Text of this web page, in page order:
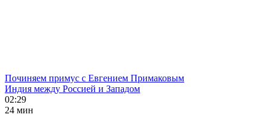
Починяем примус с Евгением Примаковым
Индия между Россией и Западом
02:29
24 мин